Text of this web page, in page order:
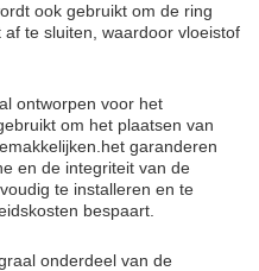
ook gebruikt om de ring
te sluiten, waardoor vloeistof
ontworpen voor het
om het plaatsen van
garanderen
en de integriteit van de
te installeren en te
bespaart.
onderdeel van de